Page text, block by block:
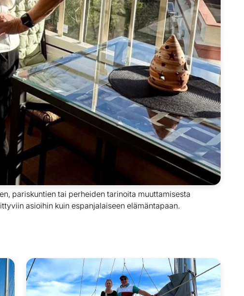
pariskuntien tai perheiden tarinoita muuttamisesta
asioihin kuin espanjalaiseen elämäntapaan.